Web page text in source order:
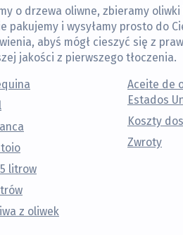
o drzewa oliwne, zbieramy
pakujemy i wysyłamy prosto do
abyś mógł cieszyć się z
jakości z pierwszego tłoczenia.
litrow
z oliwek
Aceite de
Estados
Koszty
Zwroty